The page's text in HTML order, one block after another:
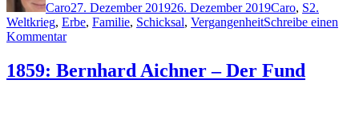
Caro27. Dezember 201926. Dezember 2019Caro, S2.
Weltkrieg, Erbe, Familie, Schicksal, VergangenheitSchreibe einen
Kommentarzu
Ellen
Sandberg
1859: Bernhard Aichner – Der Fund